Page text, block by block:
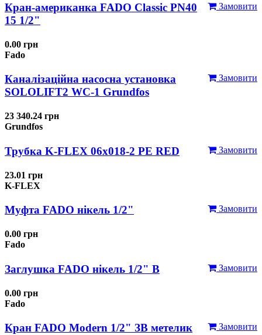
Замовити
Кран-американка FADO Classic PN40
15 1/2"
0.00 грн
Fado
Замовити
Каналізаційна насосна установка
SOLOLIFT2 WC-1 Grundfos
23 340.24 грн
Grundfos
Замовити
Трубка K-FLEX 06x018-2 РЕ RED
23.01 грн
K-FLEX
Замовити
Муфта FADO нікель 1/2"
0.00 грн
Fado
Замовити
Заглушка FADO нікель 1/2" В
0.00 грн
Fado
Замовити
Кран FADO Modern 1/2" ЗВ метелик